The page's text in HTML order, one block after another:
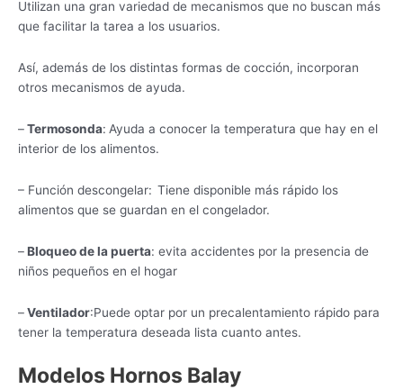
Utilizan una gran variedad de mecanismos que no buscan más
que facilitar la tarea a los usuarios.
Así, además de los distintas formas de cocción, incorporan
otros mecanismos de ayuda.
–Termosonda: Ayuda a conocer la temperatura que hay en el
interior de los alimentos.
– Función descongelar: Tiene disponible más rápido los
alimentos que se guardan en el congelador.
–Bloqueo de la puerta: evita accidentes por la presencia de
niños pequeños en el hogar
–Ventilador:Puede optar por un precalentamiento rápido para
tener la temperatura deseada lista cuanto antes.
Modelos Hornos Balay